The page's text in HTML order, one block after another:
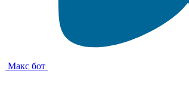
Макс бот